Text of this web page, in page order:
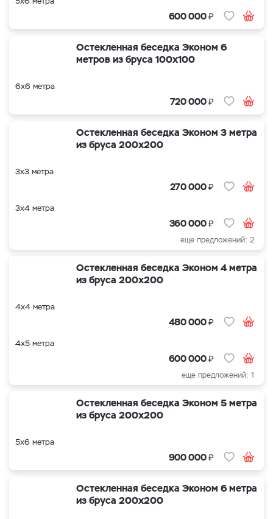
600 000₽
Остекленная беседка Эконом 6
метров из бруса 100х100
6х6 метра
720 000₽
Остекленная беседка Эконом 3 метра
из бруса 200х200
3х3 метра
270 000₽
3х4 метра
360 000₽
еще предложений: 2
Остекленная беседка Эконом 4 метра
из бруса 200х200
4х4 метра
480 000₽
4х5 метра
600 000₽
еще предложений: 1
Остекленная беседка Эконом 5 метра
из бруса 200х200
5х6 метра
900 000₽
Остекленная беседка Эконом 6 метра
из бруса 200х200